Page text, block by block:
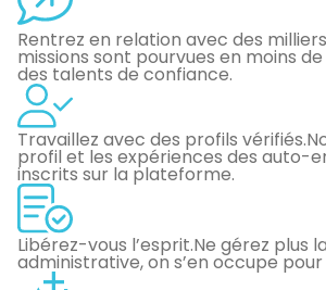
Rentrez en relation avec des
missions sont pourvues en moins
des talents de confiance.
Travaillez avec des profils vérifiés.
profil et les expériences des auto-
inscrits sur la plateforme.
Libérez-vous l’esprit.Ne gérez plus
administrative, on s’en occupe pour